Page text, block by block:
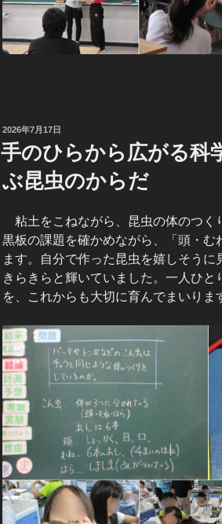
投
稿
日:
2026年7月17日
手のひらから広がる科
ぶ昆虫のからだ
粘土をこねながら、昆虫の体のつく
黒板の課題を確かめながら、「頭・む
ます。自分で作った昆虫を嬉しそう
きらきらと輝いていました。一人ひ
を、これからも大切に育んでまいりま